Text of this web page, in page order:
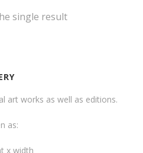
single result
art works as well as editions.
as:
x width